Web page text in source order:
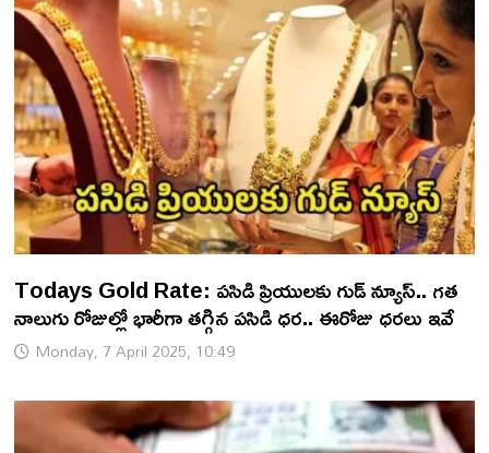
Todays Gold Rate: పసిడి ప్రియులకు గుడ్ న్యూస్.. గత
నాలుగు రోజుల్లో భారీగా తగ్గిన పసిడి ధర.. ఈరోజు ధరలు ఇవే
Monday, 7 April 2025, 10:49